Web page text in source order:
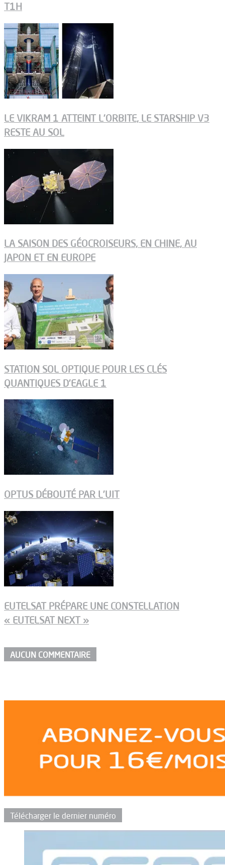
T1H
LE VIKRAM 1 ATTEINT L’ORBITE, LE STARSHIP V3
RESTE AU SOL
LA SAISON DES GÉOCROISEURS, EN CHINE, AU
JAPON ET EN EUROPE
STATION SOL OPTIQUE POUR LES CLÉS
QUANTIQUES D’EAGLE 1
OPTUS DÉBOUTÉ PAR L’UIT
EUTELSAT PRÉPARE UNE CONSTELLATION
« EUTELSAT NEXT »
AUCUN COMMENTAIRE
Télécharger le dernier numéro